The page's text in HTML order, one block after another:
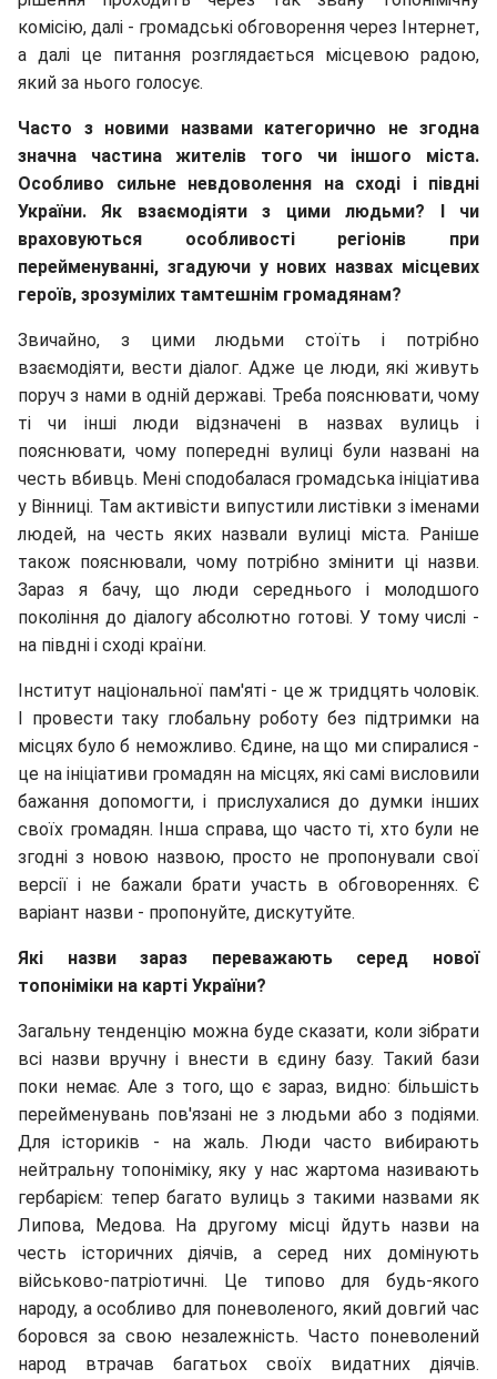
комісію, далі - громадські обговорення через Інтернет,
а далі це питання розглядається місцевою радою,
який за нього голосує.
Часто з новими назвами категорично не згодна
значна частина жителів того чи іншого міста.
Особливо сильне невдоволення на сході і півдні
України. Як взаємодіяти з цими людьми? І чи
враховуються особливості регіонів при
перейменуванні, згадуючи у нових назвах місцевих
героїв, зрозумілих тамтешнім громадянам?
Звичайно, з цими людьми стоїть і потрібно
взаємодіяти, вести діалог. Адже це люди, які живуть
поруч з нами в одній державі. Треба пояснювати, чому
ті чи інші люди відзначені в назвах вулиць і
пояснювати, чому попередні вулиці були названі на
честь вбивць. Мені сподобалася громадська ініціатива
у Вінниці. Там активісти випустили листівки з іменами
людей, на честь яких назвали вулиці міста. Раніше
також пояснювали, чому потрібно змінити ці назви.
Зараз я бачу, що люди середнього і молодшого
покоління до діалогу абсолютно готові. У тому числі -
на півдні і сході країни.
Інститут національної пам'яті - це ж тридцять чоловік.
І провести таку глобальну роботу без підтримки на
місцях було б неможливо. Єдине, на що ми спиралися -
це на ініціативи громадян на місцях, які самі висловили
бажання допомогти, і прислухалися до думки інших
своїх громадян. Інша справа, що часто ті, хто були не
згодні з новою назвою, просто не пропонували свої
версії і не бажали брати участь в обговореннях. Є
варіант назви - пропонуйте, дискутуйте.
Які назви зараз переважають серед нової
топоніміки на карті України?
Загальну тенденцію можна буде сказати, коли зібрати
всі назви вручну і внести в єдину базу. Такий бази
поки немає. Але з того, що є зараз, видно: більшість
перейменувань пов'язані не з людьми або з подіями.
Для істориків - на жаль. Люди часто вибирають
нейтральну топоніміку, яку у нас жартома називають
гербарієм: тепер багато вулиць з такими назвами як
Липова, Медова. На другому місці йдуть назви на
честь історичних діячів, а серед них домінують
військово-патріотичні. Це типово для будь-якого
народу, а особливо для поневоленого, який довгий час
боровся за свою незалежність. Часто поневолений
народ втрачав багатьох своїх видатних діячів.